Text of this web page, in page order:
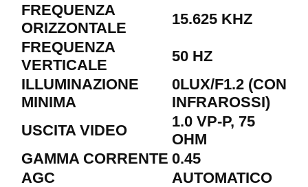
FREQUENZA
ORIZZONTALE
15.625 KHZ
FREQUENZA
VERTICALE
50 HZ
ILLUMINAZIONE
MINIMA
0LUX/F1.2 (CON
INFRAROSSI)
USCITA VIDEO
1.0 VP-P, 75
OHM
GAMMA CORRENTE 0.45
AGC
AUTOMATICO